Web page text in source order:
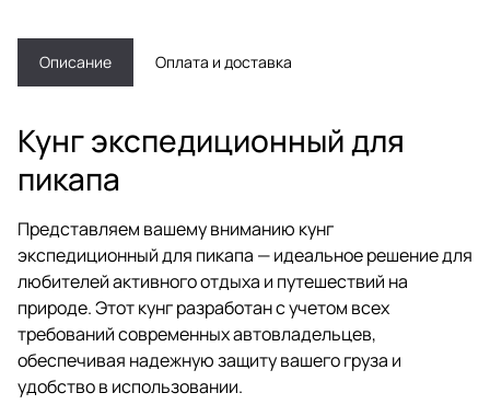
Описание Оплата и доставка
Кунг экспедиционный для
пикапа
Представляем вашему вниманию кунг
экспедиционный для пикапа — идеальное решение для
любителей активного отдыха и путешествий на
природе. Этот кунг разработан с учетом всех
требований современных автовладельцев,
обеспечивая надежную защиту вашего груза и
удобство в использовании.